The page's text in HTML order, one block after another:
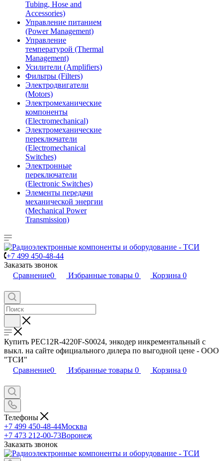
Tubing, Hose and
Accessories)
Управление питанием
(Power Management)
Управление
температурой (Thermal
Management)
Усилители (Amplifiers)
Фильтры (Filters)
Электродвигатели
(Motors)
Электромеханические
компоненты
(Electromechanical)
Электромеханические
переключатели
(Electromechanical
Switches)
Электронные
переключатели
(Electronic Switches)
Элементы передачи
механической энергии
(Mechanical Power
Transmission)
+7 499 450-48-44
Заказать звонок
Сравнение0 Избранные товары 0 Корзина 0
Купить PEC12R-4220F-S0024, энкодер инкрементальный с
выкл. на сайте официального дилера по выгодной цене - ООО
"ТСИ"
Сравнение0 Избранные товары 0 Корзина 0
Телефоны
+7 499 450-48-44Москва
+7 473 212-00-73Воронеж
Заказать звонок